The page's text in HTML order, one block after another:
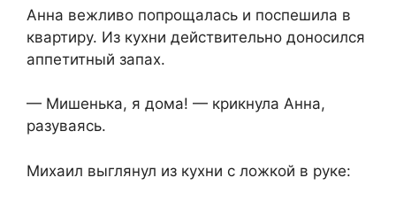
Анна вежливо попрощалась и поспешила в
квартиру. Из кухни действительно доносился
аппетитный запах.
— Мишенька, я дома! — крикнула Анна,
разуваясь.
Михаил выглянул из кухни с ложкой в руке: